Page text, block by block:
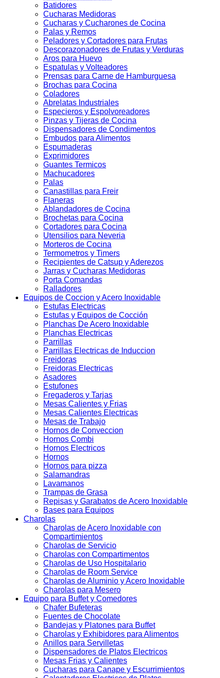
Batidores
Cucharas Medidoras
Cucharas y Cucharones de Cocina
Palas y Remos
Peladores y Cortadores para Frutas
Descorazonadores de Frutas y Verduras
Aros para Huevo
Espatulas y Volteadores
Prensas para Carne de Hamburguesa
Brochas para Cocina
Coladores
Abrelatas Industriales
Especieros y Espolvoreadores
Pinzas y Tijeras de Cocina
Dispensadores de Condimentos
Embudos para Alimentos
Espumaderas
Exprimidores
Guantes Termicos
Machucadores
Palas
Canastillas para Freir
Flaneras
Ablandadores de Cocina
Brochetas para Cocina
Cortadores para Cocina
Utensilios para Neveria
Morteros de Cocina
Termometros y Timers
Recipientes de Catsup y Aderezos
Jarras y Cucharas Medidoras
Porta Comandas
Ralladores
Equipos de Coccion y Acero Inoxidable
Estufas Electricas
Estufas y Equipos de Cocción
Planchas De Acero Inoxidable
Planchas Electricas
Parrillas
Parrillas Electricas de Induccion
Freidoras
Freidoras Electricas
Asadores
Estufones
Fregaderos y Tarjas
Mesas Calientes y Frias
Mesas Calientes Electricas
Mesas de Trabajo
Hornos de Conveccion
Hornos Combi
Hornos Electricos
Hornos
Hornos para pizza
Salamandras
Lavamanos
Trampas de Grasa
Repisas y Garabatos de Acero Inoxidable
Bases para Equipos
Charolas
Charolas de Acero Inoxidable con
Compartimientos
Charolas de Servicio
Charolas con Compartimentos
Charolas de Uso Hospitalario
Charolas de Room Service
Charolas de Aluminio y Acero Inoxidable
Charolas para Mesero
Equipo para Buffet y Comedores
Chafer Bufeteras
Fuentes de Chocolate
Bandejas y Platones para Buffet
Charolas y Exhibidores para Alimentos
Anillos para Servilletas
Dispensadores de Platos Electricos
Mesas Frias y Calientes
Cucharas para Canape y Escurrimientos